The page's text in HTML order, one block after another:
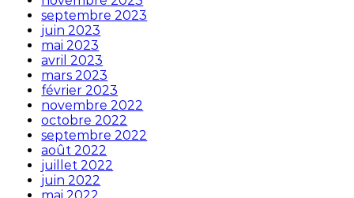
septembre 2023
juin 2023
mai 2023
avril 2023
mars 2023
février 2023
novembre 2022
octobre 2022
septembre 2022
août 2022
juillet 2022
juin 2022